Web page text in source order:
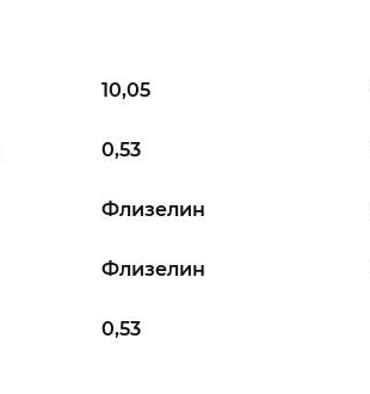
10,05
0,53
0,53
Флизелин
Флизелин